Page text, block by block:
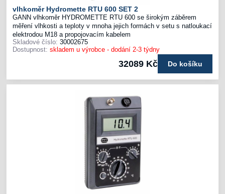
vlhkoměr Hydromette RTU 600 SET 2
GANN vlhkoměr HYDROMETTE RTU 600 se širokým záběrem
měření vlhkosti a teploty v mnoha jejich formách v setu s natloukací
elektrodou M18 a propojovacím kabelem
Skladové číslo: 30002675
Dostupnost: skladem u výrobce - dodání 2-3 týdny
32089 Kč Do košíku